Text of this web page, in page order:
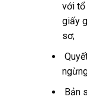
với tổ
giấy
sơ;
Bản